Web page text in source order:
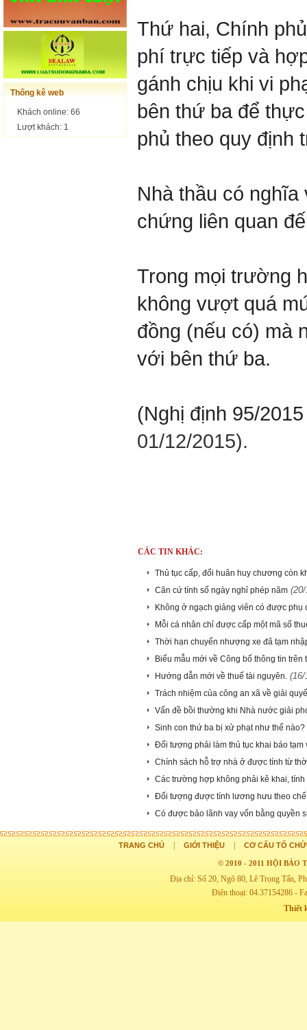
Thống kê web
Khách online: 66
Lượt khách: 1
Thứ hai, Chính
phí trực tiếp và
gánh chịu khi vi
bên thứ ba để
phủ theo quy định
Nhà thầu có
chứng liên quan
Trong mọi trường
không vượt quá
đồng (nếu có) mà
với bên thứ ba.
(Nghị định 95/2015
01/12/2015).
CÁC TIN KHÁC:
Thủ tục cấp, đổi huân huy chương còn
Căn cứ tính số ngày nghỉ phép năm
Không ở ngạch giảng viên có được phụ
Mỗi cá nhân chỉ được cấp một mã số
Thời hạn chuyển nhượng xe đã tạm
Biểu mẫu mới về Công bố thông tin
Hướng dẫn mới về thuế tài nguyên. (16/
Trách nhiệm của công an xã về giải
Vấn đề bồi thường khi Nhà nước giải
Sinh con thứ ba bị xử phạt như thế nào?
Đối tượng phải làm thủ tục khai báo tạm
Chính sách hỗ trợ nhà ở được tính từ
Các trường hợp không phải kê khai,
Đối tượng được tính lương hưu theo
Có được bảo lãnh vay vốn bằng quyền
TRANG CHỦ GIỚI THIỆU CƠ CẤU TỔ
© 2010 - 2011 HỘI BẢO
Địa chỉ: Số 20, Ngõ 80, Lê Trọng Tấn,
Điện thoại: 04.37154286 -
Thiết